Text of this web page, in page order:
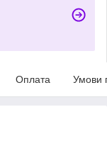
Оплата Умови